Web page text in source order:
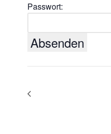
Passwort: